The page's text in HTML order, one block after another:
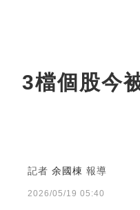
3檔個股今
記者 余國棟 報導
2026/05/19 05:40